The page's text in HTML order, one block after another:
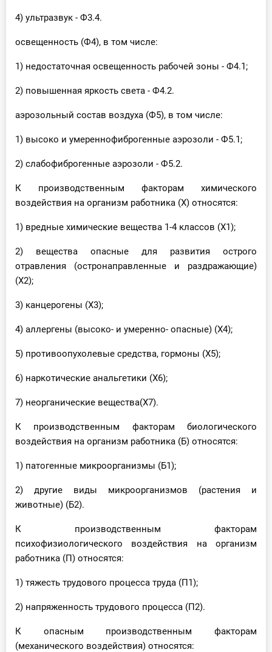
4) ультразвук - Ф3.4.
освещенность (Ф4), в том числе:
1) недостаточная освещенность рабочей зоны - Ф4.1;
2) повышенная яркость света - Ф4.2.
аэрозольный состав воздуха (Ф5), в том числе:
1) высоко и умереннофиброгенные аэрозоли - Ф5.1;
2) слабофиброгенные аэрозоли - Ф5.2.
К производственным факторам химического
воздействия на организм работника (Х) относятся:
1) вредные химические вещества 1-4 классов (Х1);
2) вещества опасные для развития острого
отравления (остронаправленные и раздражающие)
(Х2);
3) канцерогены (Х3);
4) аллергены (высоко- и умеренно- опасные) (Х4);
5) противоопухолевые средства, гормоны (Х5);
6) наркотические анальгетики (Х6);
7) неорганические вещества(Х7).
К производственным факторам биологического
воздействия на организм работника (Б) относятся:
1) патогенные микроорганизмы (Б1);
2) другие виды микроорганизмов (растения и
животные) (Б2).
К производственным факторам
психофизиологического воздействия на организм
работника (П) относятся:
1) тяжесть трудового процесса труда (П1);
2) напряженность трудового процесса (П2).
К опасным производственным факторам
(механического воздействия) относятся: